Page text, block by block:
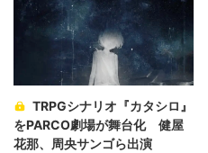
TRPGシナリオ『カタシロ』
をPARCO劇場が舞台化 健屋
花那、周央サンゴら出演